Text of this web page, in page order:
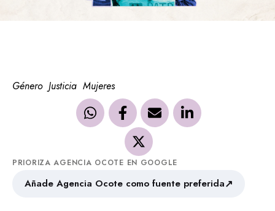
Género Justicia Mujeres
PRIORIZA AGENCIA OCOTE EN GOOGLE
Añade Agencia Ocote como fuente preferida↗